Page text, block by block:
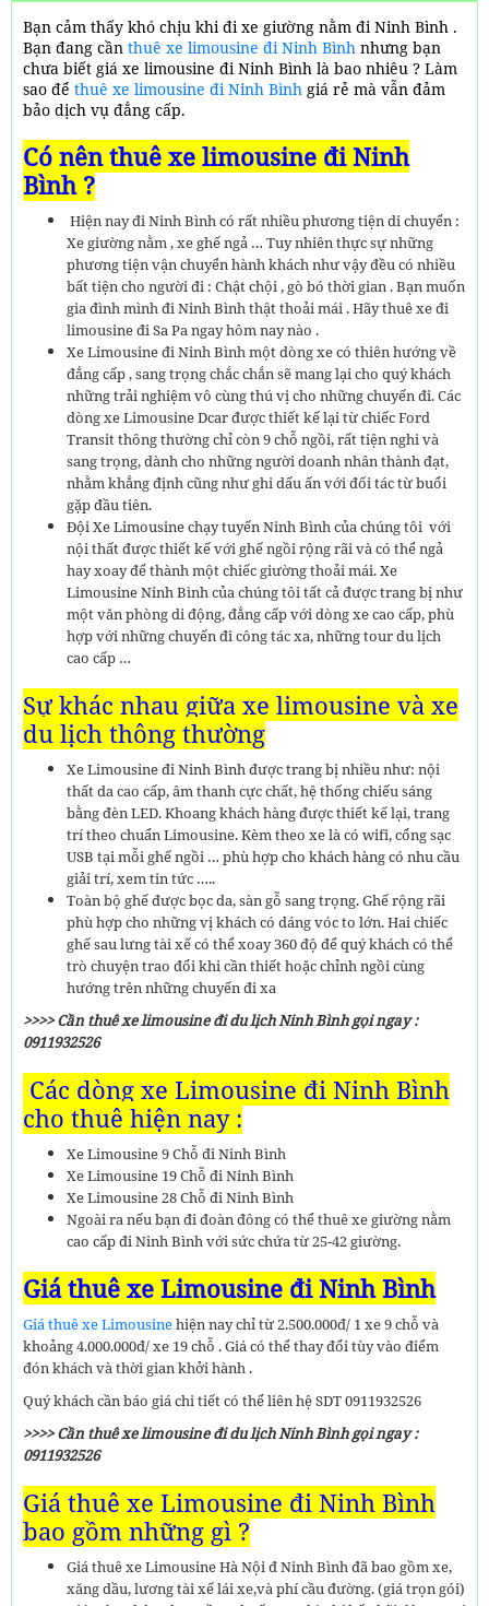
Bạn cảm thấy khó chịu khi đi xe giường nằm đi Ninh Bình .
Bạn đang cần thuê xe limousine đi Ninh Bình nhưng bạn
chưa biết giá xe limousine đi Ninh Bình là bao nhiêu ? Làm
sao để thuê xe limousine đi Ninh Bình giá rẻ mà vẫn đảm
bảo dịch vụ đẳng cấp.
Có nên thuê xe limousine đi Ninh
Bình ?
Hiện nay đi Ninh Bình có rất nhiều phương tiện di chuyển :
Xe giường nằm , xe ghế ngả … Tuy nhiên thực sự những
phương tiện vận chuyển hành khách như vậy đều có nhiều
bất tiện cho người đi : Chật chội , gò bó thời gian . Bạn muốn
gia đình mình đi Ninh Bình thật thoải mái . Hãy thuê xe đi
limousine đi Sa Pa ngay hôm nay nào .
Xe Limousine đi Ninh Bình một dòng xe có thiên hướng về
đẳng cấp , sang trọng chắc chắn sẽ mang lại cho quý khách
những trải nghiệm vô cùng thú vị cho những chuyến đi. Các
dòng xe Limousine Dcar được thiết kế lại từ chiếc Ford
Transit thông thường chỉ còn 9 chỗ ngồi, rất tiện nghi và
sang trọng, dành cho những người doanh nhân thành đạt,
nhằm khẳng định cũng như ghi dấu ấn với đối tác từ buổi
gặp đầu tiên.
Đội Xe Limousine chạy tuyến Ninh Bình của chúng tôi với
nội thất được thiết kế với ghế ngồi rộng rãi và có thể ngả
hay xoay để thành một chiếc giường thoải mái. Xe
Limousine Ninh Bình của chúng tôi tất cả được trang bị như
một văn phòng di động, đẳng cấp với dòng xe cao cấp, phù
hợp với những chuyến đi công tác xa, những tour du lịch
cao cấp …
Sự khác nhau giữa xe limousine và xe
du lịch thông thường
Xe Limousine đi Ninh Bình được trang bị nhiều như: nội
thất da cao cấp, âm thanh cực chất, hệ thống chiếu sáng
bằng đèn LED. Khoang khách hàng được thiết kế lại, trang
trí theo chuẩn Limousine. Kèm theo xe là có wifi, cổng sạc
USB tại mỗi ghế ngồi … phù hợp cho khách hàng có nhu cầu
giải trí, xem tin tức …..
Toàn bộ ghế được bọc da, sàn gỗ sang trọng. Ghế rộng rãi
phù hợp cho những vị khách có dáng vóc to lớn. Hai chiếc
ghế sau lưng tài xế có thể xoay 360 độ để quý khách có thể
trò chuyện trao đổi khi cần thiết hoặc chỉnh ngồi cùng
hướng trên những chuyến đi xa
>>>> Cần thuê xe limousine đi du lịch Ninh Bình gọi ngay :
0911932526
Các dòng xe Limousine đi Ninh Bình
cho thuê hiện nay :
Xe Limousine 9 Chỗ đi Ninh Bình
Xe Limousine 19 Chỗ đi Ninh Bình
Xe Limousine 28 Chỗ đi Ninh Bình
Ngoài ra nếu bạn đi đoàn đông có thể thuê xe giường nằm
cao cấp đi Ninh Bình với sức chứa từ 25-42 giường.
Giá thuê xe Limousine đi Ninh Bình
Giá thuê xe Limousinehiện nay chỉ từ 2.500.000đ/ 1 xe 9 chỗ và
khoảng 4.000.000đ/ xe 19 chỗ . Giá có thể thay đổi tùy vào điểm
đón khách và thời gian khởi hành .
Quý khách cần báo giá chi tiết có thể liên hệ SDT 0911932526
>>>> Cần thuê xe limousine đi du lịch Ninh Bình gọi ngay :
0911932526
Giá thuê xe Limousine đi Ninh Bình
bao gồm những gì ?
Giá thuê xe Limousine Hà Nội đ Ninh Bình đã bao gồm xe,
xăng dầu, lương tài xế lái xe,và phí cầu đường. (giá trọn gói)